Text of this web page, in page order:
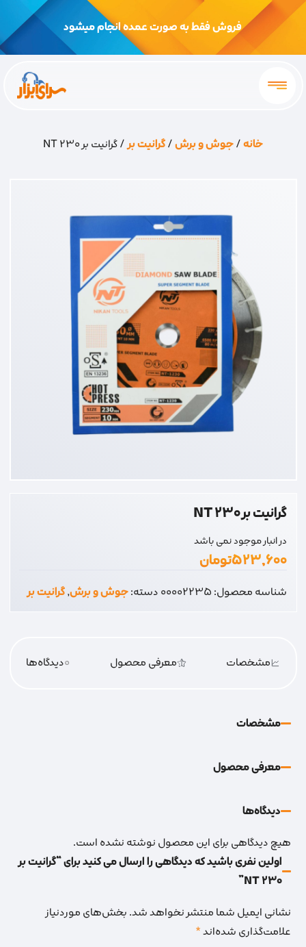
فروش فقط به صورت عمده انجام میشود
خانه/جوش و برش/گرانیت بر/ گرانیت بر 230 NT
گرانیت بر 230 NT
در انبار موجود نمی باشد
۵۲۳,۶۰۰تومان
شناسه محصول:00002235دسته:جوش و برش,گرانیت بر
مشخصات معرفی محصول 0دیدگاه‌‌ها
مشخصات
معرفی محصول
دیدگاه‌‌ها
هیچ دیدگاهی برای این محصول نوشته نشده است.
اولین نفری باشید که دیدگاهی را ارسال می کنید برای “گرانیت بر
230 NT”
نشانی ایمیل شما منتشر نخواهد شد.بخش‌های موردنیاز
علامت‌گذاری شده‌اند*